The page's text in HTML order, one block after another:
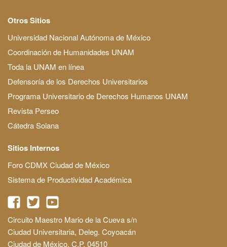
Otros Sitios
Universidad Nacional Autónoma de México
Coordinación de Humanidades UNAM
Toda la UNAM en línea
Defensoría de los Derechos Universitarios
Programa Universitario de Derechos Humanos UNAM
Revista Perseo
Cátedra Solana
Sitios Internos
Foro CDMX Ciudad de México
Sistema de Productividad Académica
Circuito Maestro Mario de la Cueva s/n
Ciudad Universitaria, Deleg. Coyoacán
Ciudad de México, C.P. 04510